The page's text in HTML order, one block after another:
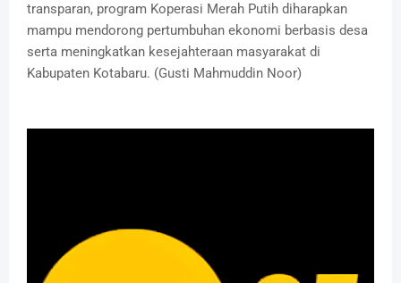
transparan, program Koperasi Merah Putih diharapkan
mampu mendorong pertumbuhan ekonomi berbasis desa
serta meningkatkan kesejahteraan masyarakat di
Kabupaten Kotabaru. (Gusti Mahmuddin Noor)